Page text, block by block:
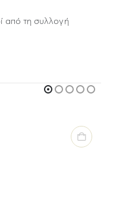
από τη συλλογή